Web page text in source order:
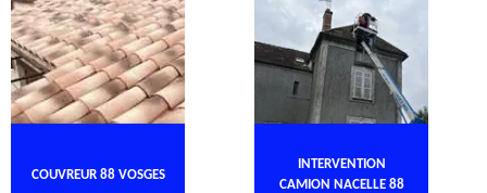
COUVREUR 88 VOSGES
INTERVENTION
CAMION NACELLE 88